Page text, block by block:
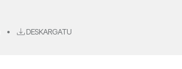
• DESKARGATU